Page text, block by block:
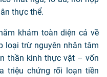
thực thể.
khám toàn diện cả về
loại trừ nguyên nhân tâm
thần kinh thực vật – vốn
triệu chứng rối loạn tiền